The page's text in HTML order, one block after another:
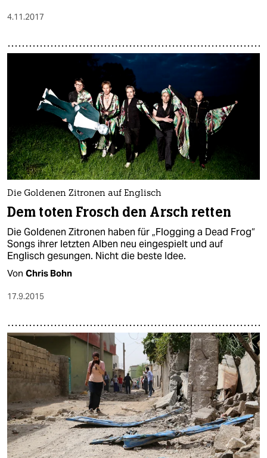
4.11.2017
Die Goldenen Zitronen auf Englisch
Dem toten Frosch den Arsch retten
Die Goldenen Zitronen haben für „Flogging a Dead Frog“
Songs ihrer letzten Alben neu eingespielt und auf
Englisch gesungen. Nicht die beste Idee.
Von Chris Bohn
17.9.2015